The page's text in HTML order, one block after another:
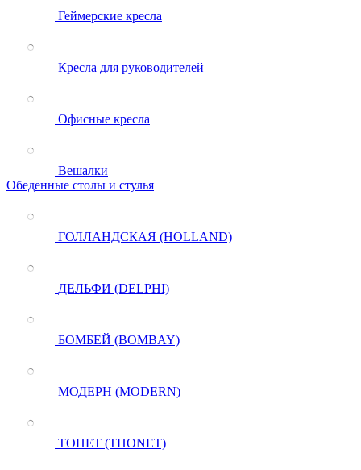
Геймерские кресла
Кресла для руководителей
Офисные кресла
Вешалки
Обеденные столы и стулья
ГОЛЛАНДСКАЯ (HOLLAND)
ДЕЛЬФИ (DELPHI)
БОМБЕЙ (BOMBAY)
МОДЕРН (MODERN)
ТОНЕТ (THONET)